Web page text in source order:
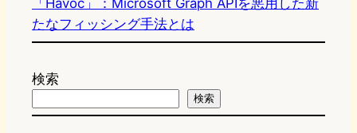
「Havoc」：Microsoft Graph APIを悪用した新
たなフィッシング手法とは
検索
検索